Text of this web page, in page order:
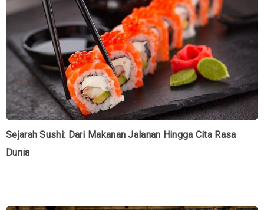
Sejarah Sushi: Dari Makanan Jalanan Hingga Cita Rasa
Dunia